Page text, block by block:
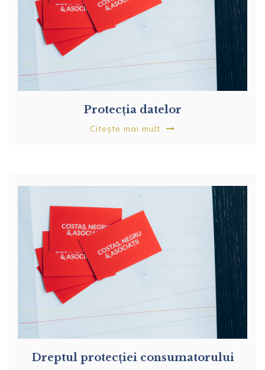
Protecția datelor
Citește mai mult
Dreptul protecției consumatorului